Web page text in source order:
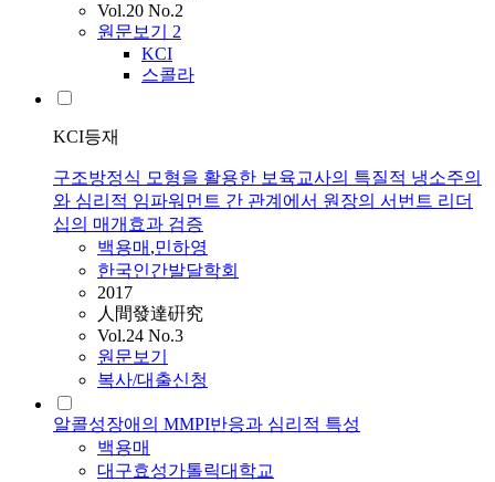
Vol.20 No.2
원문보기 2
KCI
스콜라
KCI등재
구조방정식 모형을 활용한 보육교사의 특질적 냉소주의
와 심리적 임파워먼트 간 관계에서 원장의 서번트 리더
십의 매개효과 검증
백용매 ,민하영
한국인간발달학회
2017
人間發達硏究
Vol.24 No.3
원문보기
복사/대출신청
알콜성장애의 MMPI반응과 심리적 특성
백용매
대구효성가톨릭대학교